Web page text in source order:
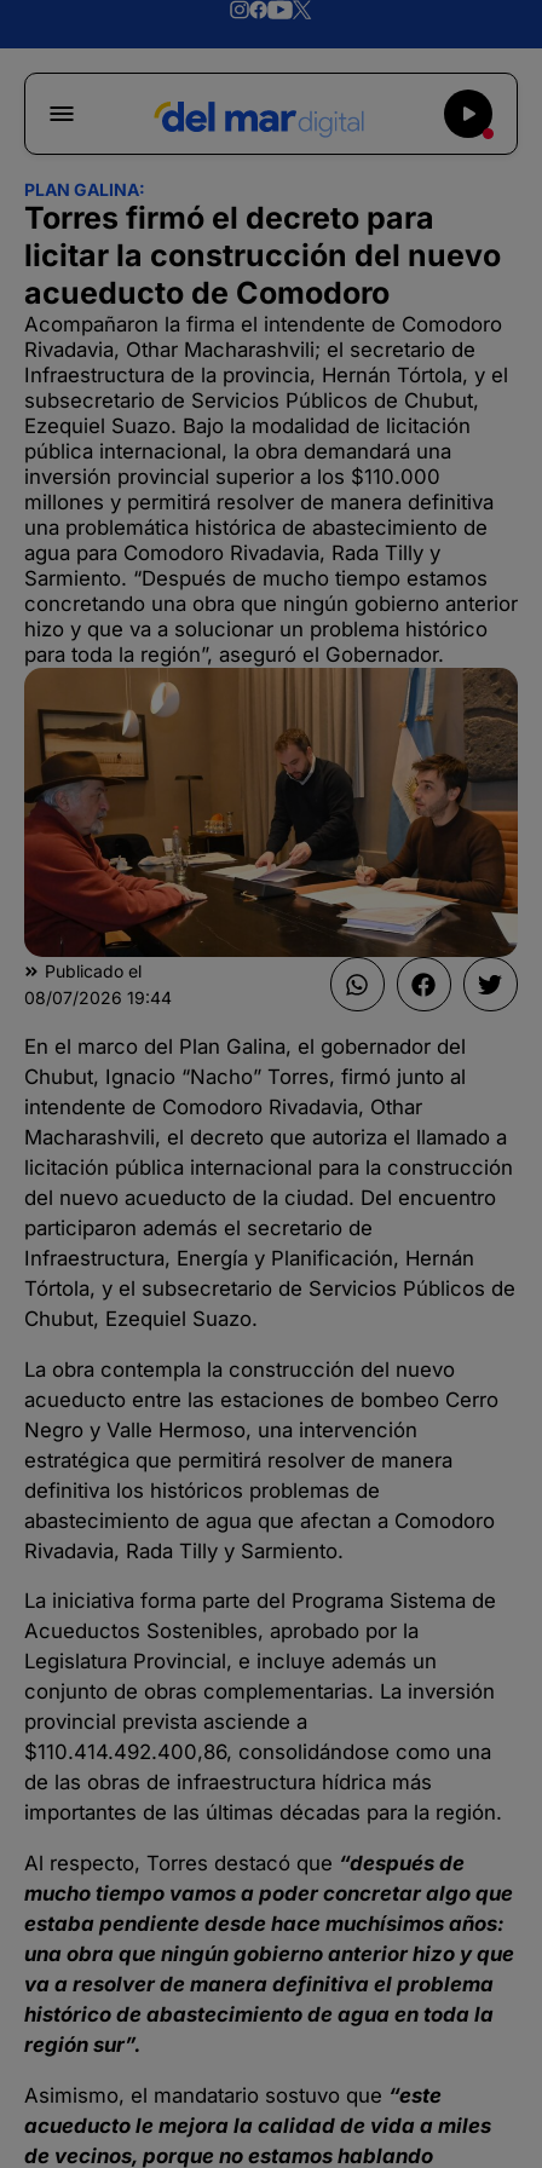
PLAN GALINA:
Torres firmó el decreto para
licitar la construcción del nuevo
acueducto de Comodoro
Acompañaron la firma el intendente de Comodoro
Rivadavia, Othar Macharashvili; el secretario de
Infraestructura de la provincia, Hernán Tórtola, y el
subsecretario de Servicios Públicos de Chubut,
Ezequiel Suazo. Bajo la modalidad de licitación
pública internacional, la obra demandará una
inversión provincial superior a los $110.000
millones y permitirá resolver de manera definitiva
una problemática histórica de abastecimiento de
agua para Comodoro Rivadavia, Rada Tilly y
Sarmiento. “Después de mucho tiempo estamos
concretando una obra que ningún gobierno anterior
hizo y que va a solucionar un problema histórico
para toda la región”, aseguró el Gobernador.
Publicado el
08/07/2026 19:44
En el marco del Plan Galina, el gobernador del
Chubut, Ignacio “Nacho” Torres, firmó junto al
intendente de Comodoro Rivadavia, Othar
Macharashvili, el decreto que autoriza el llamado a
licitación pública internacional para la construcción
del nuevo acueducto de la ciudad. Del encuentro
participaron además el secretario de
Infraestructura, Energía y Planificación, Hernán
Tórtola, y el subsecretario de Servicios Públicos de
Chubut, Ezequiel Suazo.
La obra contempla la construcción del nuevo
acueducto entre las estaciones de bombeo Cerro
Negro y Valle Hermoso, una intervención
estratégica que permitirá resolver de manera
definitiva los históricos problemas de
abastecimiento de agua que afectan a Comodoro
Rivadavia, Rada Tilly y Sarmiento.
La iniciativa forma parte del Programa Sistema de
Acueductos Sostenibles, aprobado por la
Legislatura Provincial, e incluye además un
conjunto de obras complementarias. La inversión
provincial prevista asciende a
$110.414.492.400,86, consolidándose como una
de las obras de infraestructura hídrica más
importantes de las últimas décadas para la región.
Al respecto, Torres destacó que “después de
mucho tiempo vamos a poder concretar algo que
estaba pendiente desde hace muchísimos años:
una obra que ningún gobierno anterior hizo y que
va a resolver de manera definitiva el problema
histórico de abastecimiento de agua en toda la
región sur”.
Asimismo, el mandatario sostuvo que “este
acueducto le mejora la calidad de vida a miles
de vecinos, porque no estamos hablando